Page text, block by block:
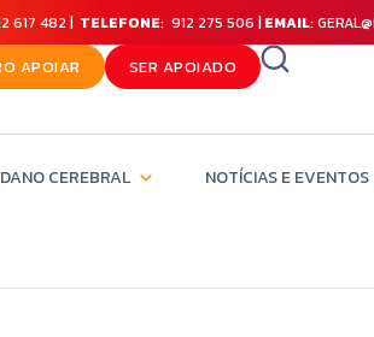
617 482 | TELEFONE: 912 275 506 | EMAIL:
APOIAR SER APOIADO
DANO CEREBRAL NOTÍCIAS E EVENTOS